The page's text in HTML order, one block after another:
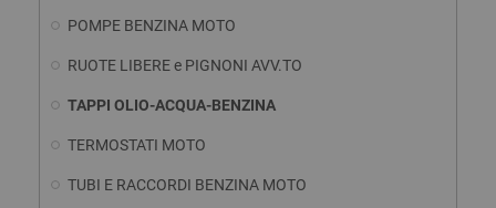
POMPE BENZINA MOTO
RUOTE LIBERE e PIGNONI AVV.TO
TAPPI OLIO-ACQUA-BENZINA
TERMOSTATI MOTO
TUBI E RACCORDI BENZINA MOTO